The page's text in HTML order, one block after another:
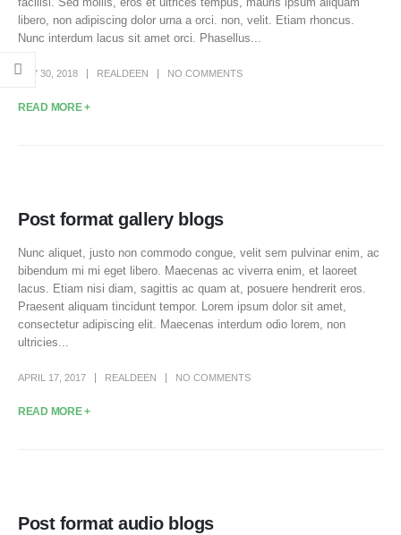
libero, non adipiscing dolor urna a orci. non, velit. Etiam rhoncus.
Nunc interdum lacus sit amet orci. Phasellus...
MAY 30, 2018 REALDEEN NO COMMENTS
READ MORE +
Post format gallery blogs
Nunc aliquet, justo non commodo congue, velit sem pulvinar enim, ac
bibendum mi mi eget libero. Maecenas ac viverra enim, et laoreet
lacus. Etiam nisi diam, sagittis ac quam at, posuere hendrerit eros.
Praesent aliquam tincidunt tempor. Lorem ipsum dolor sit amet,
consectetur adipiscing elit. Maecenas interdum odio lorem, non
ultricies...
APRIL 17, 2017 REALDEEN NO COMMENTS
READ MORE +
Post format audio blogs